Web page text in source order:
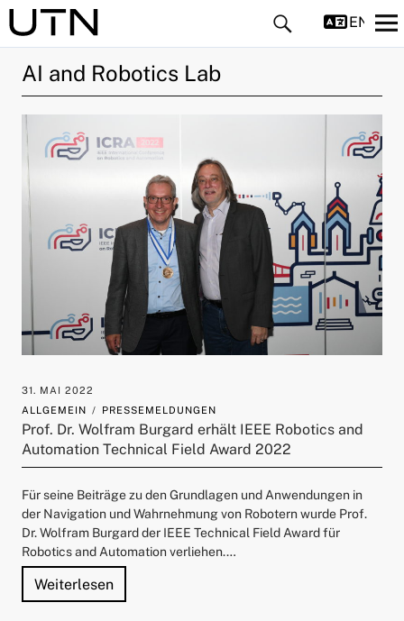
Menü aufklappen
Menü aufklappen
Menü aufklappen
Menü aufklappen
Menü aufklappen
AI and Robotics Lab
31. MAI 2022
ALLGEMEIN
PRESSEMELDUNGEN
Prof. Dr. Wolfram Burgard erhält IEEE Robotics and
Automation Technical Field Award 2022
Für seine Beiträge zu den Grundlagen und Anwendungen in
der Navigation und Wahrnehmung von Robotern wurde Prof.
Dr. Wolfram Burgard der IEEE Technical Field Award für
Robotics and Automation verliehen.…
Weiterlesen"Prof. Dr. Wolfram Burgard erhält IEEE